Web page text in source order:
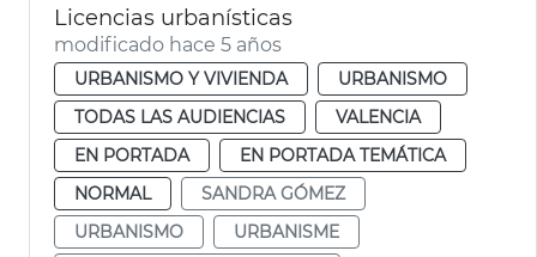
Licencias urbanísticas
modificado hace 5 años
URBANISMO Y VIVIENDA
URBANISMO
TODAS LAS AUDIENCIAS
VALENCIA
EN PORTADA
EN PORTADA TEMÁTICA
NORMAL
SANDRA GÓMEZ
URBANISMO
URBANISME